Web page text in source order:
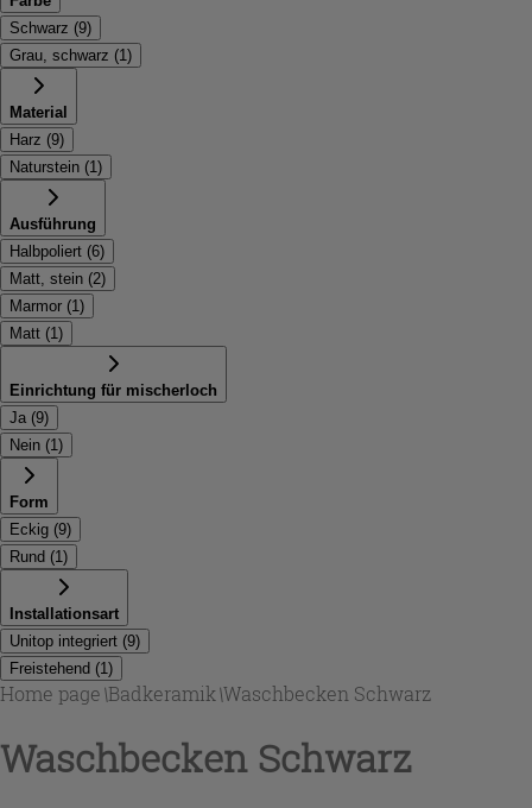
Schwarz (9)
Grau, schwarz (1)
Material
Harz (9)
Naturstein (1)
Ausführung
Halbpoliert (6)
Matt, stein (2)
Marmor (1)
Matt (1)
Einrichtung für mischerloch
Ja (9)
Nein (1)
Form
Eckig (9)
Rund (1)
Installationsart
Unitop integriert (9)
Freistehend (1)
Home page\Badkeramik\Waschbecken Schwarz
Waschbecken Schwarz